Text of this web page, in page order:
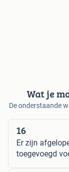
Wat je
De onderstaande
16
Er zijn
toegevoegd